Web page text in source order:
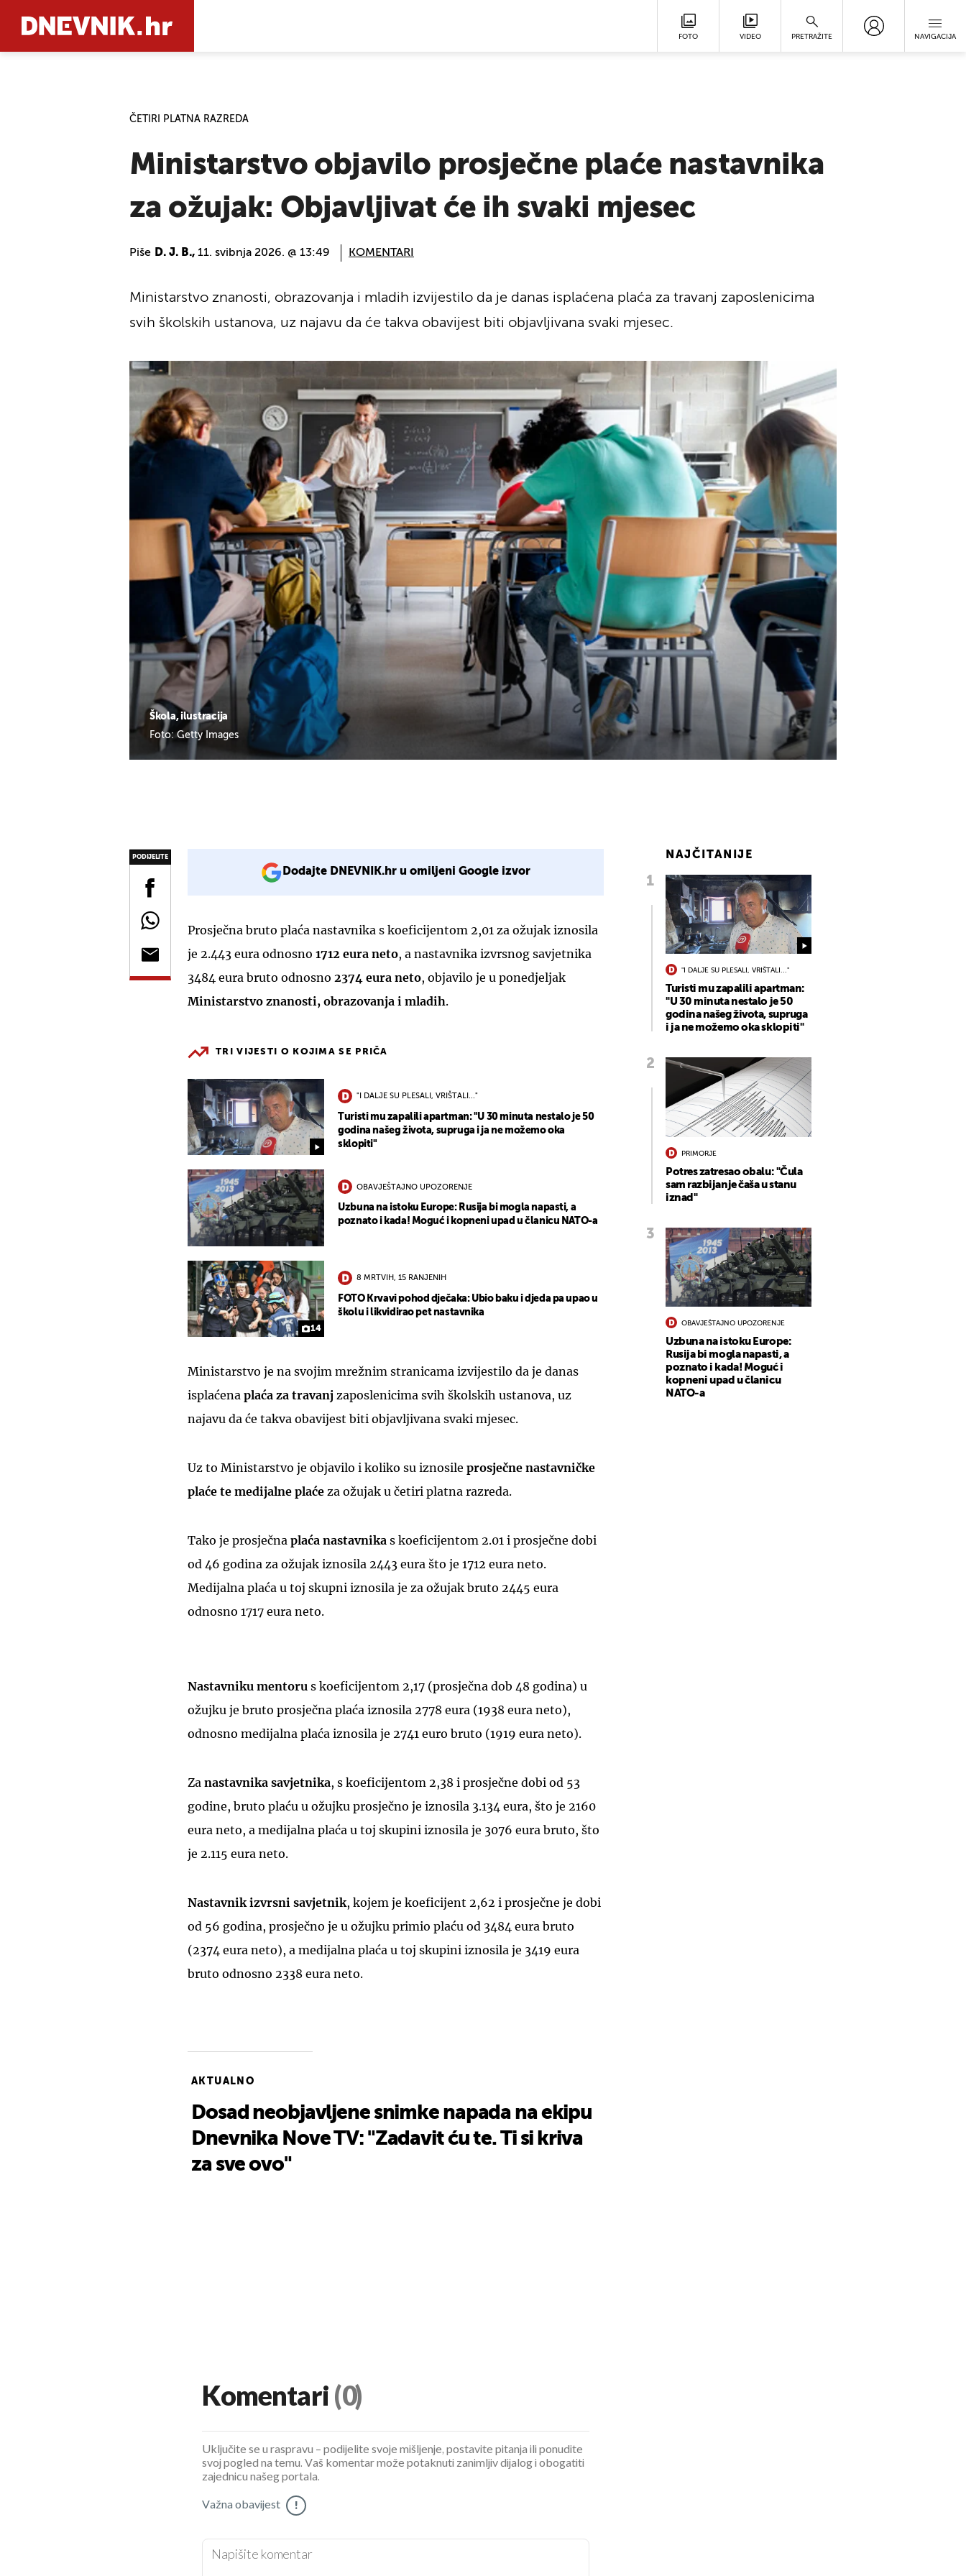
FOTO VIDEO PRETRAŽITE NAVIGACIJA
ČETIRI PLATNA RAZREDA
Ministarstvo objavilo prosječne plaće nastavnika
za ožujak: Objavljivat će ih svaki mjesec
Piše D. J. B., 11. svibnja 2026. @ 13:49 KOMENTARI
Škola, ilustracija
Foto: Getty Images
Ministarstvo znanosti, obrazovanja i mladih izvijestilo da je danas isplaćena plaća za travanj zaposlenicima
svih školskih ustanova, uz najavu da će takva obavijest biti objavljivana svaki mjesec.
PODIJELITE
Dodajte DNEVNIK.hr u omiljeni Google izvor
Prosječna bruto plaća nastavnika s koeficijentom 2,01 za ožujak iznosila
je 2.443 eura odnosno 1712 eura neto, a nastavnika izvrsnog savjetnika
3484 eura bruto odnosno 2374 eura neto, objavilo je u ponedjeljak
Ministarstvo znanosti, obrazovanja i mladih.
TRI VIJESTI O KOJIMA SE PRIČA
"I DALJE SU PLESALI, VRIŠTALI..."
Turisti mu zapalili apartman: "U 30 minuta nestalo je 50
godina našeg života, supruga i ja ne možemo oka
sklopiti"
OBAVJEŠTAJNO UPOZORENJE
Uzbuna na istoku Europe: Rusija bi mogla napasti, a
poznato i kada! Moguć i kopneni upad u članicu NATO-a
14
8 MRTVIH, 15 RANJENIH
FOTO Krvavi pohod dječaka: Ubio baku i djeda pa upao u
školu i likvidirao pet nastavnika
Ministarstvo je na svojim mrežnim stranicama izvijestilo da je danas
isplaćena plaća za travanj zaposlenicima svih školskih ustanova, uz
najavu da će takva obavijest biti objavljivana svaki mjesec.
Uz to Ministarstvo je objavilo i koliko su iznosile prosječne nastavničke
plaće te medijalne plaće za ožujak u četiri platna razreda.
Tako je prosječna plaća nastavnika s koeficijentom 2.01 i prosječne dobi
od 46 godina za ožujak iznosila 2443 eura što je 1712 eura neto.
Medijalna plaća u toj skupni iznosila je za ožujak bruto 2445 eura
odnosno 1717 eura neto.
Nastavniku mentoru s koeficijentom 2,17 (prosječna dob 48 godina) u
ožujku je bruto prosječna plaća iznosila 2778 eura (1938 eura neto),
odnosno medijalna plaća iznosila je 2741 euro bruto (1919 eura neto).
Za nastavnika savjetnika, s koeficijentom 2,38 i prosječne dobi od 53
godine, bruto plaću u ožujku prosječno je iznosila 3.134 eura, što je 2160
eura neto, a medijalna plaća u toj skupini iznosila je 3076 eura bruto, što
je 2.115 eura neto.
Nastavnik izvrsni savjetnik, kojem je koeficijent 2,62 i prosječne je dobi
od 56 godina, prosječno je u ožujku primio plaću od 3484 eura bruto
(2374 eura neto), a medijalna plaća u toj skupini iznosila je 3419 eura
bruto odnosno 2338 eura neto.
AKTUALNO
Dosad neobjavljene snimke napada na ekipu
Dnevnika Nove TV: "Zadavit ću te. Ti si kriva
za sve ovo"
NAJČITANIJE
"I DALJE SU PLESALI, VRIŠTALI..."
Turisti mu zapalili apartman:
"U 30 minuta nestalo je 50
godina našeg života, supruga
i ja ne možemo oka sklopiti"
PRIMORJE
Potres zatresao obalu: "Čula
sam razbijanje čaša u stanu
iznad"
OBAVJEŠTAJNO UPOZORENJE
Uzbuna na istoku Europe:
Rusija bi mogla napasti, a
poznato i kada! Moguć i
kopneni upad u članicu
NATO-a
Komentari (0)
Uključite se u raspravu – podijelite svoje mišljenje, postavite pitanja ili ponudite
svoj pogled na temu. Vaš komentar može potaknuti zanimljiv dijalog i obogatiti
zajednicu našeg portala.
Važna obavijest !
UKLJUČITE NOTIFIKACIJE